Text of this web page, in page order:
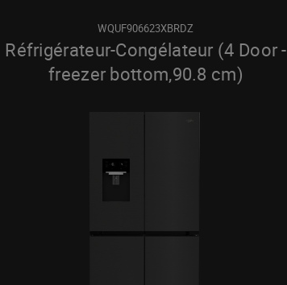
WQUF906623XBRDZ
Réfrigérateur-Congélateur (4 Door -
freezer bottom,90.8 cm)